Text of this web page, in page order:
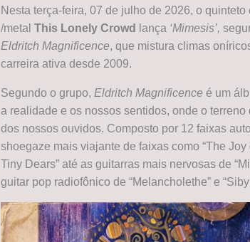
Nesta terça-feira, 07 de julho de 2026, o
/metal This Lonely Crowd lança ‘Mimesis’,
Eldritch Magnificence, que mistura climas
carreira ativa desde 2009.
Segundo o grupo, Eldritch Magnificence é um
a realidade e os nossos sentidos, onde o
dos nossos ouvidos. Composto por 12 faixas
shoegaze mais viajante de faixas como “The Joy
Tiny Dears” até as guitarras mais nervosas de
guitar pop radiofônico de “Melancholethe” e